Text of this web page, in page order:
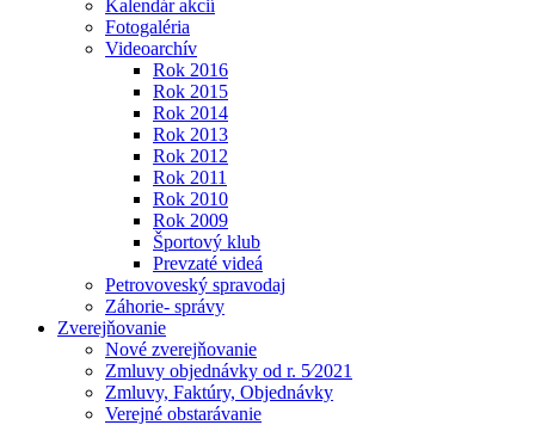
Kalendár akcií
Fotogaléria
Videoarchív
Rok 2016
Rok 2015
Rok 2014
Rok 2013
Rok 2012
Rok 2011
Rok 2010
Rok 2009
Športový klub
Prevzaté videá
Petrovoveský spravodaj
Záhorie- správy
Zverejňovanie
Nové zverejňovanie
Zmluvy objednávky od r. 5⁄2021
Zmluvy, Faktúry, Objednávky
Verejné obstarávanie